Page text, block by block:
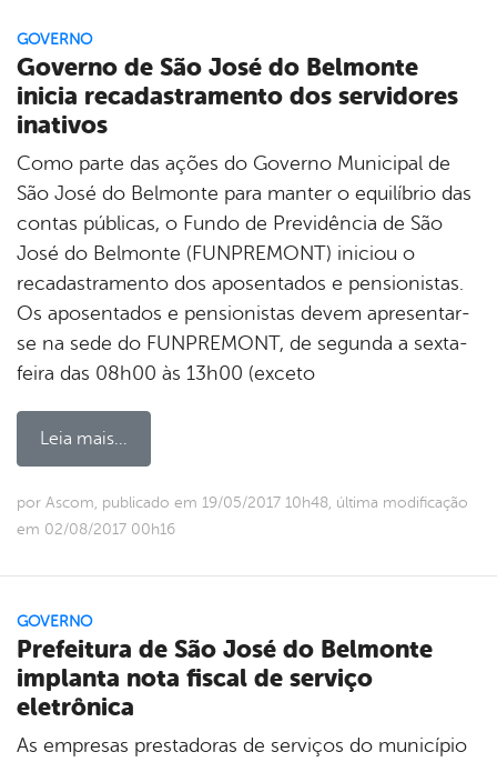
GOVERNO
Governo de São José do Belmonte
inicia recadastramento dos servidores
inativos
Como parte das ações do Governo Municipal de
São José do Belmonte para manter o equilíbrio das
contas públicas, o Fundo de Previdência de São
José do Belmonte (FUNPREMONT) iniciou o
recadastramento dos aposentados e pensionistas.
Os aposentados e pensionistas devem apresentar-
se na sede do FUNPREMONT, de segunda a sexta-
feira das 08h00 às 13h00 (exceto
Leia mais...
por Ascom, publicado em 19/05/2017 10h48, última modificação
em 02/08/2017 00h16
GOVERNO
Prefeitura de São José do Belmonte
implanta nota fiscal de serviço
eletrônica
As empresas prestadoras de serviços do município